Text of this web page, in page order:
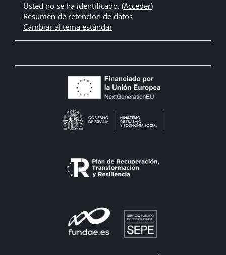
Usted no se ha identificado. (Acceder)
Resumen de retención de datos
Cambiar al tema estándar